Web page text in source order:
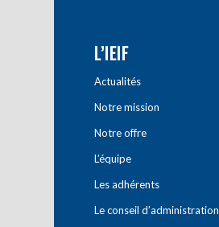
L’IEIF
Actualités
Notre mission
Notre offre
L’équipe
Les adhérents
Le conseil d’administration